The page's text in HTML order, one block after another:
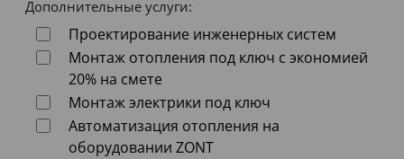
Дополнительные услуги:
Проектирование инженерных систем
Монтаж отопления под ключ с экономией
20% на смете
Монтаж электрики под ключ
Автоматизация отопления на
оборудовании ZONT